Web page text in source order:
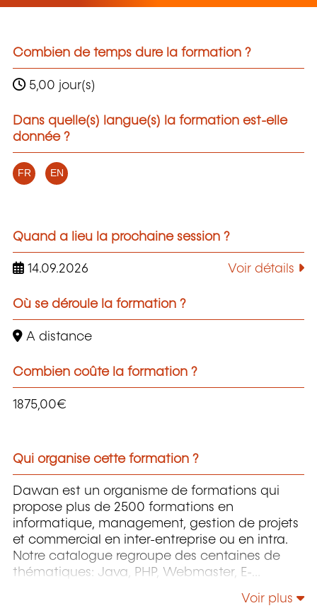
Combien de temps dure la formation ?
5,00 jour(s)
Dans quelle(s) langue(s) la formation est-elle
donnée ?
FR EN
Quand a lieu la prochaine session ?
14.09.2026 Voir détails
Où se déroule la formation ?
A distance
Combien coûte la formation ?
1875,00€
Qui organise cette formation ?
Dawan est un organisme de formations qui
propose plus de 2500 formations en
informatique, management, gestion de projets
et commercial en inter-entreprise ou en intra.
Notre catalogue regroupe des centaines de
thématiques: Java, PHP, Webmaster, E-
Autocad, Photoshop, l'intelligence artificielle,
Voir plus